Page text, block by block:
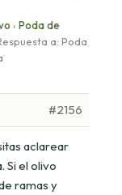
› Poda de
a: Poda
#2156
aclarear
Si el olivo
ramas y